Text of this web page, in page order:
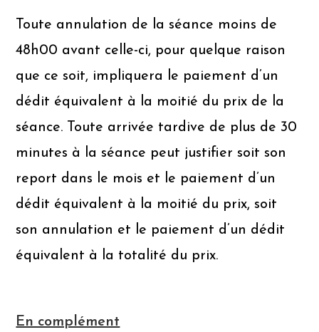
Toute annulation de la séance moins de
48h00 avant celle-ci, pour quelque raison
que ce soit, impliquera le paiement d’un
dédit équivalent à la moitié du prix de la
séance. Toute arrivée tardive de plus de 30
minutes à la séance peut justifier soit son
report dans le mois et le paiement d’un
dédit équivalent à la moitié du prix, soit
son annulation et le paiement d’un dédit
équivalent à la totalité du prix.
En complément